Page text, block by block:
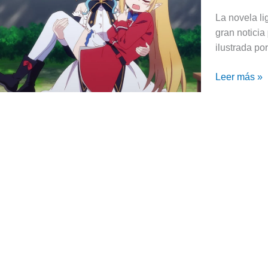
La novela
gran noticia
ilustrada
princesa
vampira
encerrada»
Fecha
Leer más »